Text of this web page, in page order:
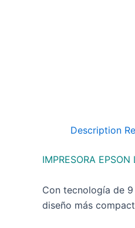
Description
IMPRESORA
Con tecnología de
diseño más